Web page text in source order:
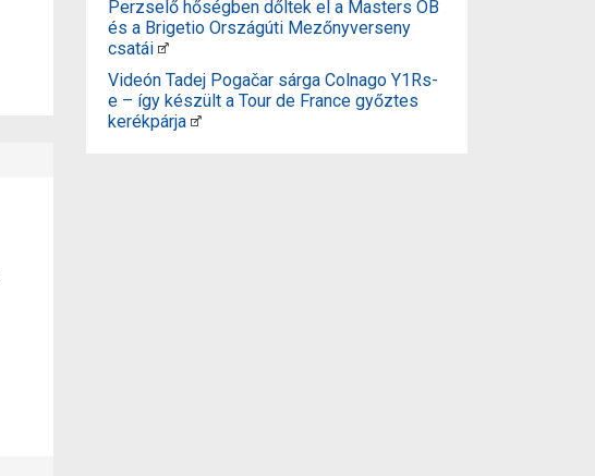
Perzselő hőségben dőltek el a Masters OB
és a Brigetio Országúti Mezőnyverseny
csatái
Videón Tadej Pogačar sárga Colnago Y1Rs-
e – így készült a Tour de France győztes
kerékpárja